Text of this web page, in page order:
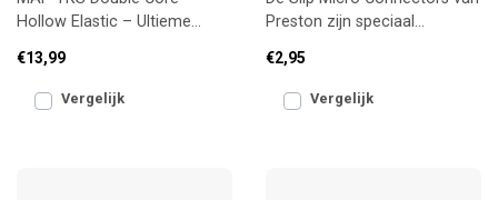
Hollow Elastic – Ultieme
hengel elastiek
€13,99
Vergelijk
Preston zijn speciaal
elastiekmontages tot maat
€2,95
Vergelijk